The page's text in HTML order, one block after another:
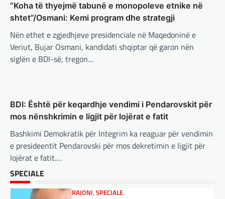
“Koha të thyejmë tabunë e monopoleve etnike në
shtet”/Osmani: Kemi program dhe strategji
Nën ethet e zgjedhjeve presidenciale në Maqedoninë e
Veriut, Bujar Osmani, kandidati shqiptar që garon nën
siglën e BDI-së, tregon…
BDI: Është për keqardhje vendimi i Pendarovskit për
mos nënshkrimin e ligjit për lojërat e fatit
Bashkimi Demokratik për Integrim ka reaguar për vendimin
e presideentit Pendarovski për mos dekretimin e ligjit për
lojërat e fatit.…
SPECIALE
adminadmin March 5, 2025
Aksionet e ofruesit francez të satelitëve
Eutelsat u trefishuan në vlerë gjatë dy ditëve
të fundit mes shqetësimeve se qasja…
BOTA,LAJME
adminadmin March 4, 2025
Gjermania ndodhet aktualisht në kulmin e
përpjekjeve për krijimin e qeverisë dhe koha
nuk pret. CDU/CSU dhe SPD po vazhdojnë…
Çka ndodhë tash pas
ndërprerjes së ndihmës
MISTER,OPINIONE,RAJONI,SPORT,TECH
TOP
Përparimi i DeepSeek AI është
për t’u lavdëruar
adminadmin
BOTA,KULTURË, LAJME,MË TË FUNDIT
MISTER
OPINIONE RAJONI SPECIALE
,
UNCATEGORIZED
Rend i ri, kërcënimet e Trump e
Nga Preç Zogaj Me rikthimin e bujshëm në